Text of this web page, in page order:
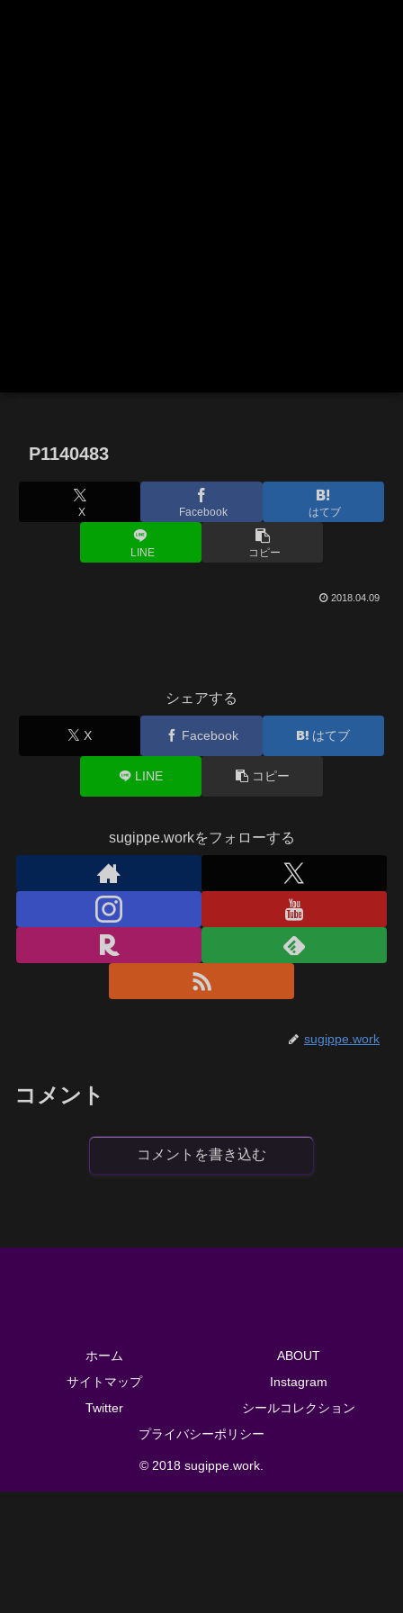
P1140483
X Facebook はてブ
LINE コピー
2018.04.09
シェアする
X Facebook はてブ
LINE コピー
sugippe.workをフォローする
sugippe.work
コメント
コメントを書き込む
ホーム
ABOUT
サイトマップ
Instagram
Twitter
シールコレクション
プライバシーポリシー
© 2018 sugippe.work.